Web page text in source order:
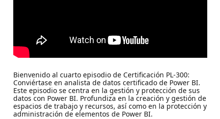
Bienvenido al cuarto episodio de Certificación PL-300:
Conviértase en analista de datos certificado de Power BI.
Este episodio se centra en la gestión y protección de sus
datos con Power BI. Profundiza en la creación y gestión de
espacios de trabajo y recursos, así como en la protección y
administración de elementos de Power BI.